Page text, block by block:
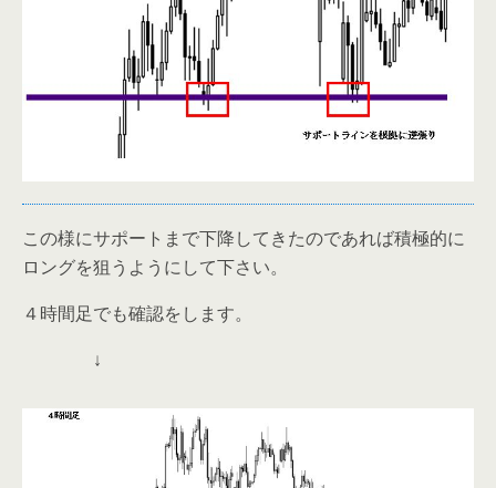
この様にサポートまで下降してきたのであれば積極的に
ロングを狙うようにして下さい。
４時間足でも確認をします。
↓